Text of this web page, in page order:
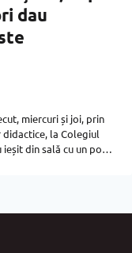
dau
miercuri și joi, prin
la Colegiul
ieșit din sală cu un post